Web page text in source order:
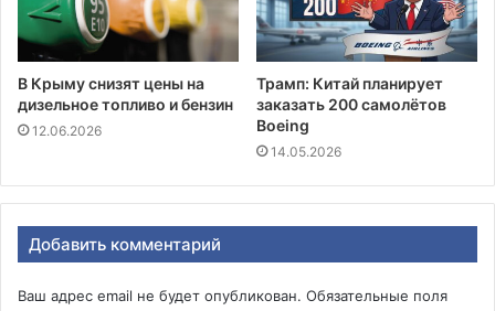
В Крыму снизят цены на
дизельное топливо и бензин
12.06.2026
Трамп: Китай планирует
заказать 200 самолётов
Boeing
14.05.2026
Добавить комментарий
Ваш адрес email не будет опубликован. Обязательные поля